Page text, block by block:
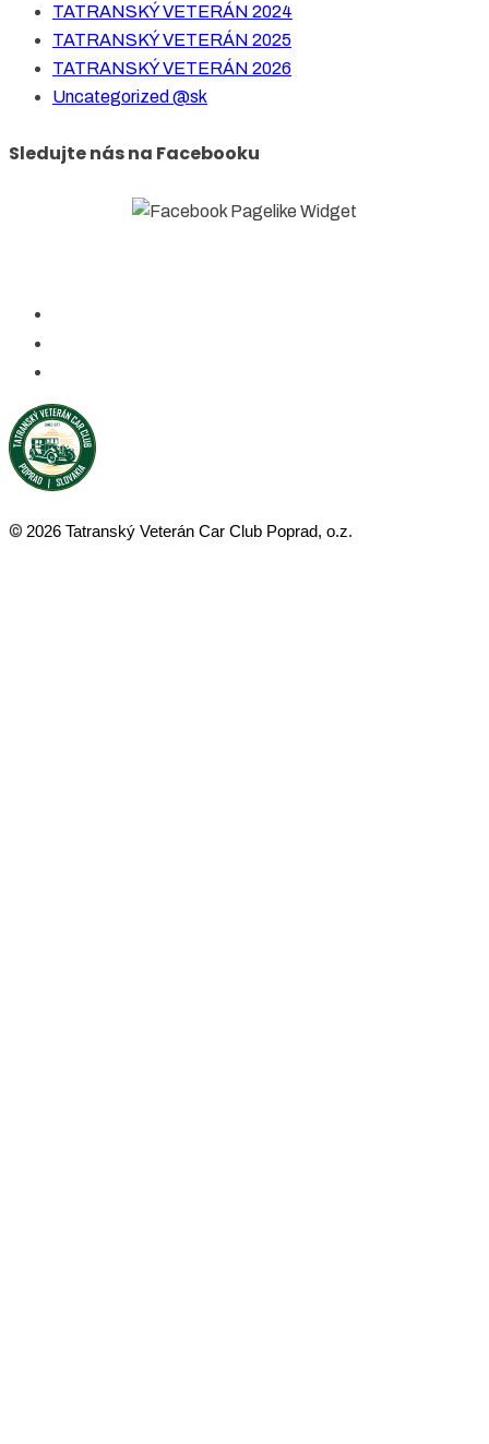
TATRANSKÝ VETERÁN 2024
TATRANSKÝ VETERÁN 2025
TATRANSKÝ VETERÁN 2026
Uncategorized @sk
Sledujte nás na Facebooku
© 2026 Tatranský Veterán Car Club Poprad, o.z.